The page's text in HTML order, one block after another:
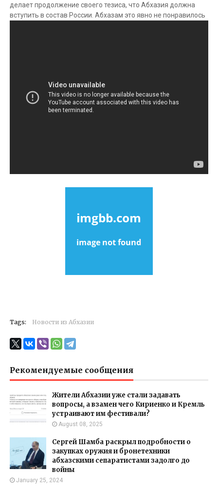
делает продолжение своего тезиса, что Абхазия должна
вступить в состав России. Абхазам это явно не понравилось
Tags: Новости из Абхазии
Рекомендуемые сообщения
Жители Абхазии уже стали задавать
вопросы, а взамен чего Кириенко и Кремль
устраивают им фестивали?
August 08, 2025
Сергей Шамба раскрыл подробности о
закупках оружия и бронетехники
абхазскими сепаратистами задолго до
войны
January 25, 2024